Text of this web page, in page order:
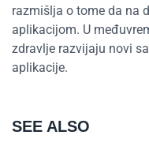
razmišlja o tome da na
aplikacijom. U
zdravlje razvijaju novi
aplikacije.
SEE ALSO